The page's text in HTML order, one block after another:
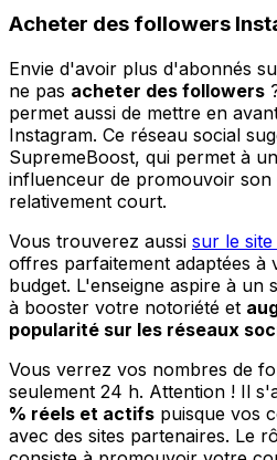
Acheter des followers
Envie d'avoir plus d'abonnés
ne pas acheter des followers
permet aussi de mettre en
Instagram. Ce réseau social
SupremeBoost, qui permet à
influenceur de promouvoir son
relativement court.
Vous trouverez aussi sur le
offres parfaitement adaptées à
budget. L'enseigne aspire à un
à booster votre notoriété et
popularité sur les réseaux
Vous verrez vos nombres de
seulement 24 h. Attention ! Il
% réels et actifs puisque vos
avec des sites partenaires. Le